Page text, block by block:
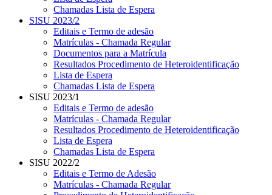
Chamadas Lista de Espera
SISU 2023/2
Editais e Termo de adesão
Matrículas - Chamada Regular
Documentos para a Matrícula
Resultados Procedimento de Heteroidentificação
Lista de Espera
Chamadas Lista de Espera
SISU 2023/1
Editais e Termo de adesão
Matrículas - Chamada Regular
Resultados Procedimento de Heteroidentificação
Lista de Espera
Chamadas Lista de Espera
SISU 2022/2
Editais e Termo de Adesão
Matrículas - Chamada Regular